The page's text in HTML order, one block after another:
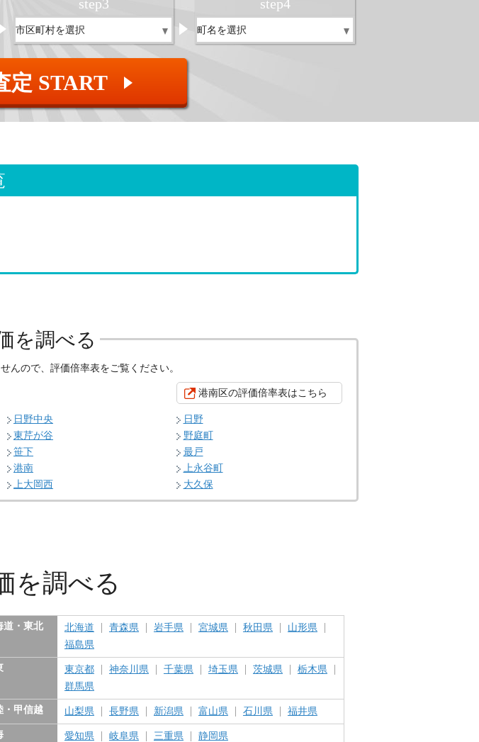
step3 step4
定 START ▲
を調べる
んので、評価倍率表をご覧ください。
港南区の評価倍率表はこちら
日野中央
日野
東芹が谷
野庭町
笹下
最戸
港南
上永谷町
上大岡西 大久保
を調べる
道・東北 北海道 青森県 岩手県 宮城県 秋田県
山形県
福島県
東京都 神奈川県 千葉県 埼玉県 茨城県
栃木県
群馬県
・甲信越 山梨県 長野県 新潟県 富山県 石川県 福井県
愛知県 岐阜県 三重県 静岡県